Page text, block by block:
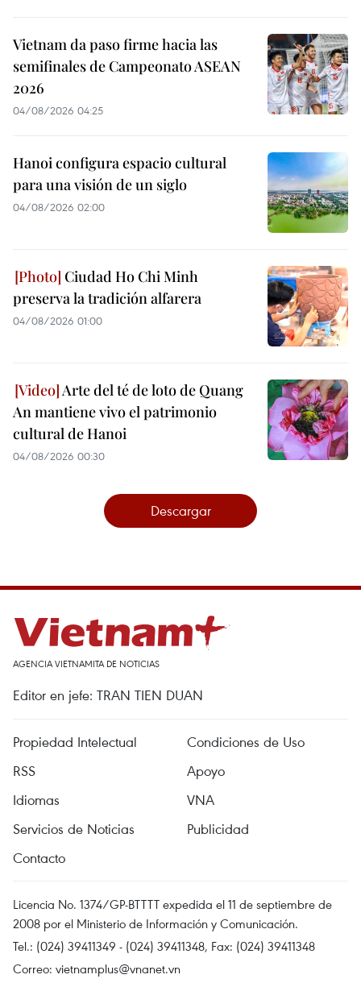
Vietnam da paso firme hacia las
semifinales de Campeonato ASEAN
2026
04/08/2026 04:25
Hanoi configura espacio cultural
para una visión de un siglo
04/08/2026 02:00
Ciudad Ho Chi Minh
preserva la tradición alfarera
04/08/2026 01:00
Arte del té de loto de Quang
An mantiene vivo el patrimonio
cultural de Hanoi
04/08/2026 00:30
Descargar
AGENCIA VIETNAMITA DE NOTICIAS
Editor en jefe: TRAN TIEN DUAN
Propiedad Intelectual
Condiciones de Uso
RSS
Apoyo
Idiomas
VNA
Servicios de Noticias
Publicidad
Contacto
Licencia No. 1374/GP-BTTTT expedida el 11 de septiembre de
2008 por el Ministerio de Información y Comunicación.
Tel.: (024) 39411349 - (024) 39411348, Fax: (024) 39411348
Correo: vietnamplus@vnanet.vn